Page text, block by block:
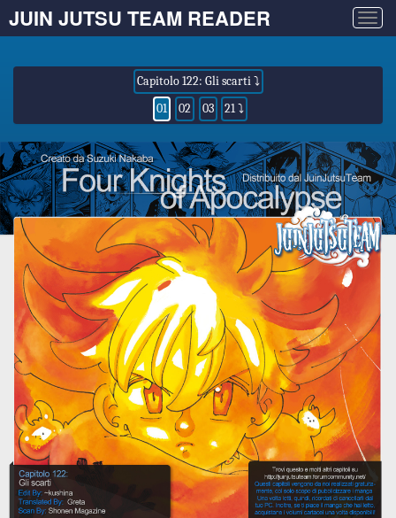
JUIN JUTSU TEAM READER
Capitolo 122: Gli scarti ⤵
01
02 03 21 ⤵